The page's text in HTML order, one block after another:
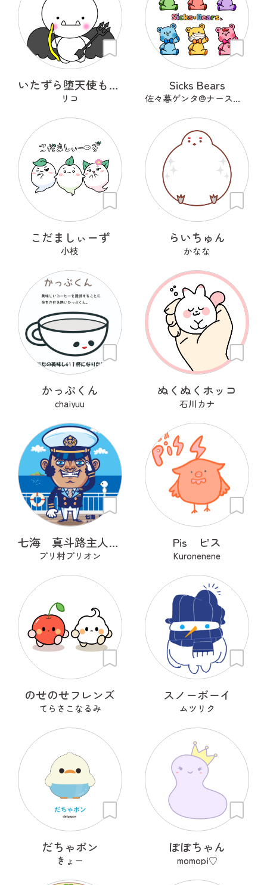
いたずら堕天使もんもん
リコ
Sicks Bears
佐々暮ゲンタ@ナース兼描き
こだましぃーず
小枝
らいちゅん
かなな
かっぷくん
chaiyuu
ぬくぬくホッコ
石川カナ
七海 真斗路主人（ナナミ マドロス）
プリ村プリオン
Pis ピス
Kuronenene
のせのせフレンズ
てらさこなるみ
スノーボーイ
ムツリク
だちゃポン
きょー
ぽぽちゃん
momopi♡